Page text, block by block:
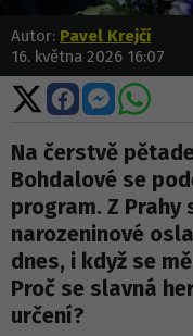
Autor: Pavel Krejčí
16. května 2026 16:07
Sdílet
na
X
Sdílet
na
Facebooku
Sdílet
na
Sdílet
Na čerstvě
Bohdalové se
program. Z
narozeninové
dnes, i když se
Proč se slavná
určení?